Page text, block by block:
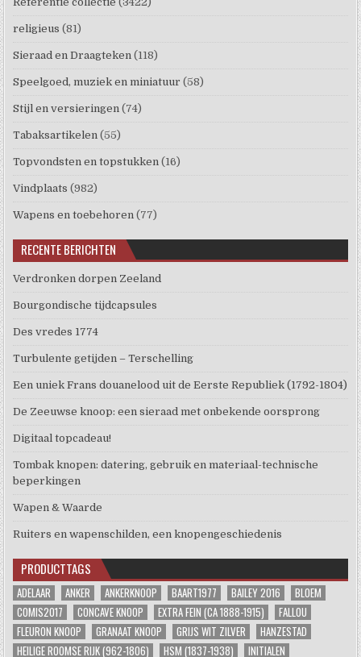
religieus (81)
Sieraad en Draagteken (118)
Speelgoed, muziek en miniatuur (58)
Stijl en versieringen (74)
Tabaksartikelen (55)
Topvondsten en topstukken (16)
Vindplaats (982)
Wapens en toebehoren (77)
RECENTE BERICHTEN
Verdronken dorpen Zeeland
Bourgondische tijdcapsules
Des vredes 1774
Turbulente getijden – Terschelling
Een uniek Frans douanelood uit de Eerste Republiek (1792-1804)
De Zeeuwse knoop: een sieraad met onbekende oorsprong
Digitaal topcadeau!
Tombak knopen: datering, gebruik en materiaal-technische
beperkingen
Wapen & Waarde
Ruiters en wapenschilden, een knopengeschiedenis
PRODUCTTAGS
ADELAAR ANKER ANKERKNOOP BAART1977 BAILEY 2016
BLOEM
COMIS2017
CONCAVE KNOOP EXTRA FEIN (CA 1888-1915)
FALLOU
FLEURON KNOOP
GRANAAT KNOOP GRIJS WIT ZILVER
HANZESTAD
HEILIGE ROOMSE RIJK (962-1806)
HSM (1837-1938) INITIALEN